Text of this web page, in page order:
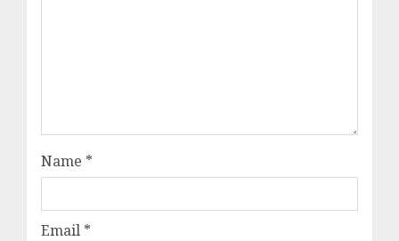
Name *
Email *